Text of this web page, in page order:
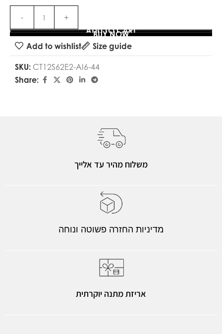
ADD TO CART
BUY NOW
Add to wishlist
Size guide
SKU: CT12S62E2-AI6-44
Share:
משלוח מהיר עד אלייך
מדיניות החזרה פשוטה ונוחה
אריזת מתנה יוקרתית